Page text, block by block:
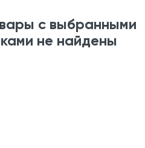
с выбранными
не найдены